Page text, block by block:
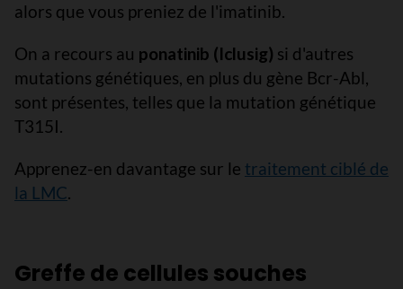
alors que vous preniez de l'imatinib.
On a recours au ponatinib (Iclusig) si d'autres
mutations génétiques, en plus du gène Bcr-Abl,
sont présentes, telles que la mutation génétique
T315I.
Apprenez-en davantage sur le traitement ciblé de
la LMC.
Greffe de cellules souches